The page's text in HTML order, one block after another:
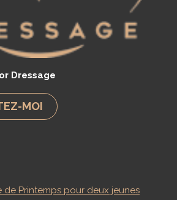
Dressage
MOI
de Printemps pour deux jeunes